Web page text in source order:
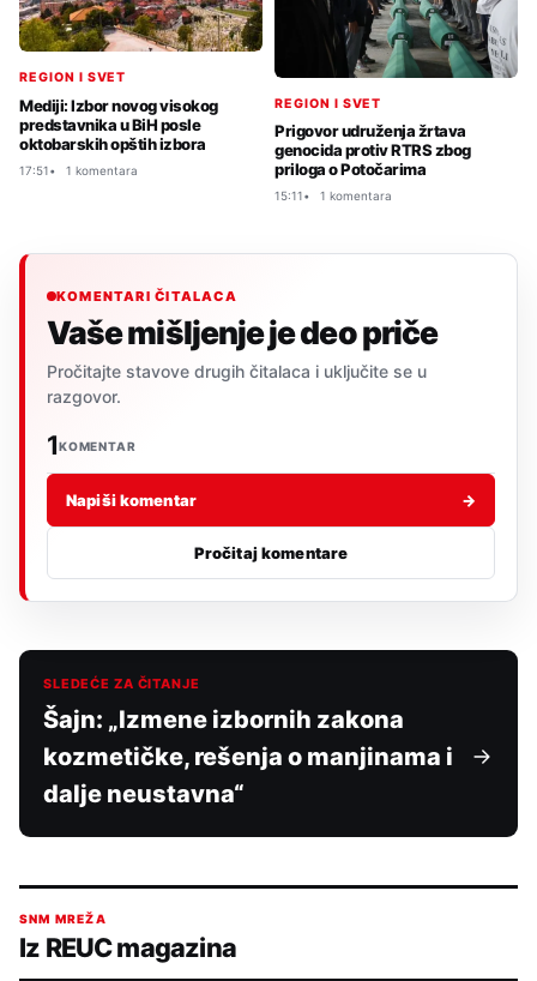
REGION I SVET
Mediji: Izbor novog visokog
predstavnika u BiH posle
oktobarskih opštih izbora
17:51 1 komentara
REGION I SVET
Prigovor udruženja žrtava
genocida protiv RTRS zbog
priloga o Potočarima
15:11 1 komentara
KOMENTARI ČITALACA
Vaše mišljenje je deo priče
Pročitajte stavove drugih čitalaca i uključite se u
razgovor.
1KOMENTAR
Napiši komentar →
Pročitaj komentare
SLEDEĆE ZA ČITANJE
Šajn: „Izmene izbornih zakona
kozmetičke, rešenja o manjinama i
dalje neustavna“
SNM MREŽA
Iz REUC magazina